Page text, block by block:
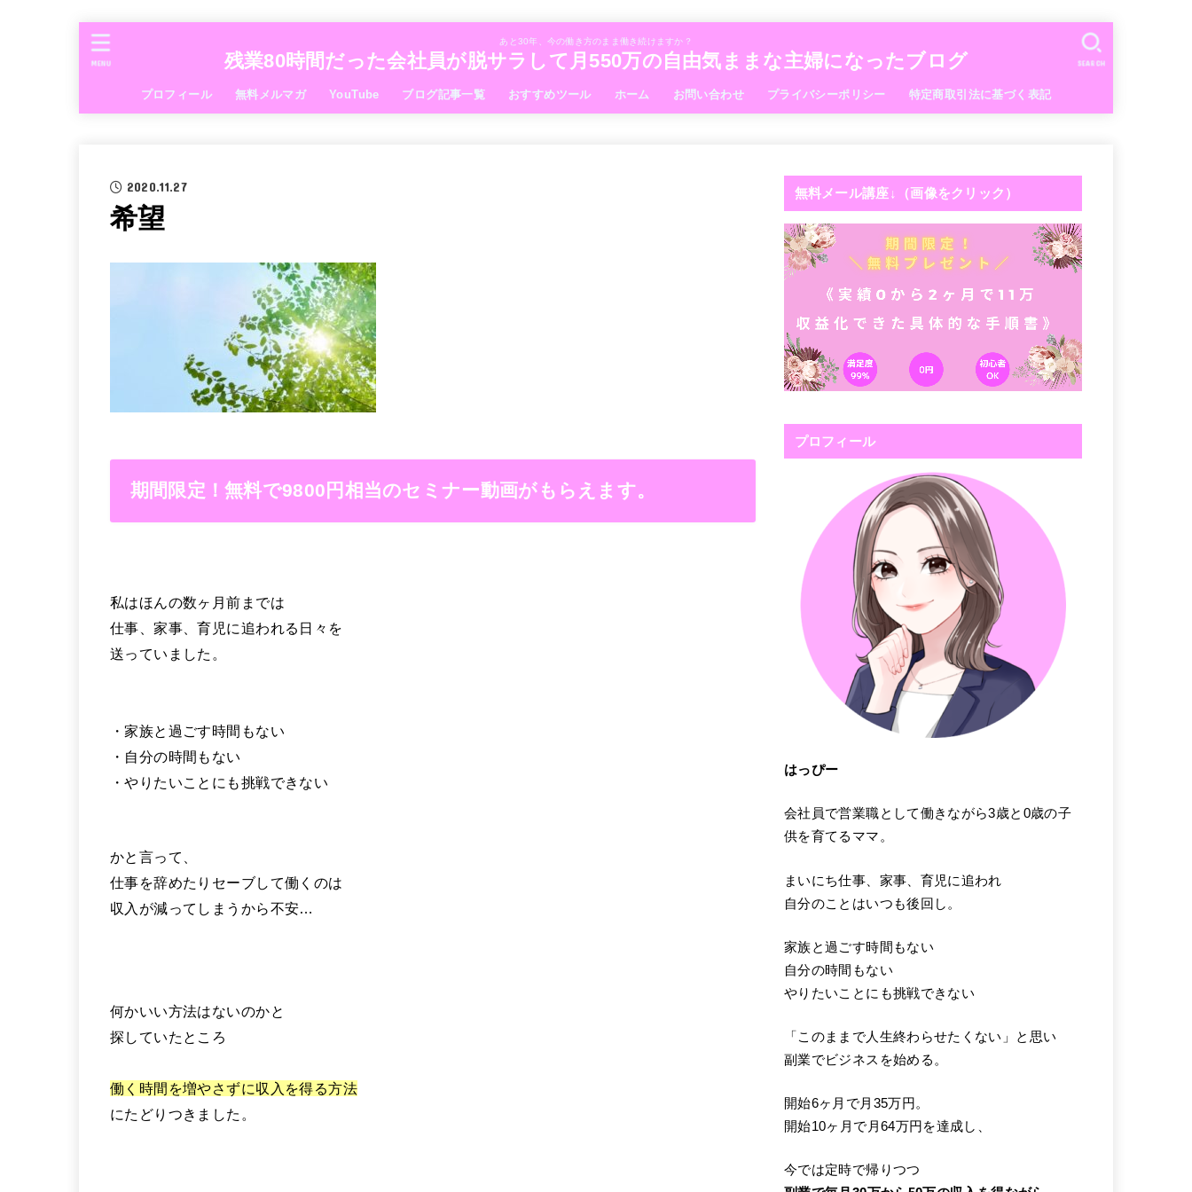
あと30年、今の働き方のまま働き続けますか？
残業80時間だった会社員が脱サラして月550万の自由気ままな主婦になったブログ
プロフィール 無料メルマガ YouTube ブログ記事一覧 おすすめツール ホーム お問い合わせ プライバシーポリシー 特定商取引法に基づく表記
SEARCH
MENU
2020.11.27
希望
期間限定！無料で9800円相当のセミナー動画がもらえます。
私はほんの数ヶ月前までは
仕事、家事、育児に追われる日々を
送っていました。
・家族と過ごす時間もない
・自分の時間もない
・やりたいことにも挑戦できない
かと言って、
仕事を辞めたりセーブして働くのは
収入が減ってしまうから不安…
何かいい方法はないのかと
探していたところ
働く時間を増やさずに収入を得る方法
にたどりつきました。
無料メール講座↓（画像をクリック）
プロフィール
はっぴー
会社員で営業職として働きながら3歳と0歳の子
供を育てるママ。
まいにち仕事、家事、育児に追われ
自分のことはいつも後回し。
家族と過ごす時間もない
自分の時間もない
やりたいことにも挑戦できない
「このままで人生終わらせたくない」と思い
副業でビジネスを始める。
開始6ヶ月で月35万円。
開始10ヶ月で月64万円を達成し、
今では定時で帰りつつ